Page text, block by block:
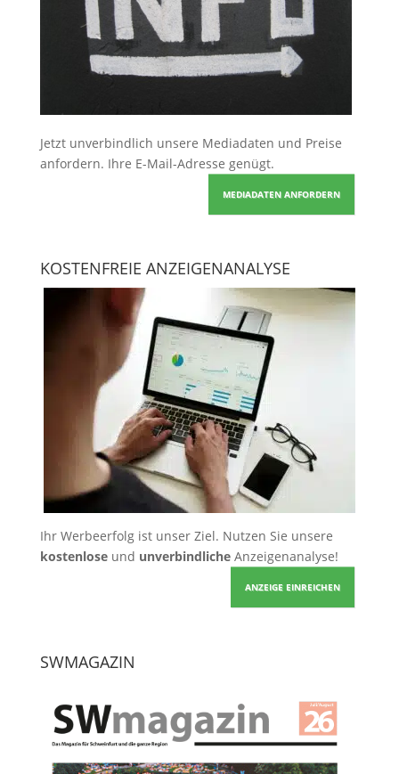
Jetzt unverbindlich unsere Mediadaten und Preise
anfordern. Ihre E-Mail-Adresse genügt.
MEDIADATEN ANFORDERN
KOSTENFREIE ANZEIGENANALYSE
Ihr Werbeerfolg ist unser Ziel. Nutzen Sie unsere
kostenloseund unverbindlicheAnzeigenanalyse!
ANZEIGE EINREICHEN
SWMAGAZIN